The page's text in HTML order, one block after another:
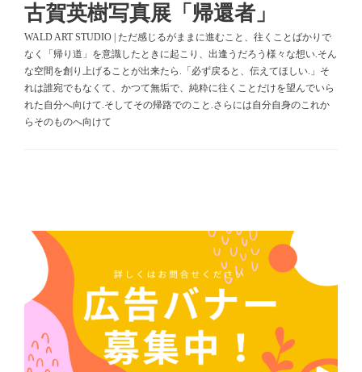
古賀英樹写真展「帰還者」
WALD ART STUDIO | ただ感じるがままに進むこと、往くことばかりで
なく「帰り道」を意識したときに起こり、出逢うだろう様々な想い.そん
な空間を創り上げることが出来たら.「必ず戻ると、伝えてほしい.」そ
れは誰宛でもなくて、かつて無垢で、純粋に往くことだけを望んでいら
れた自分へ向けて.そしてその帰路でのこと.さらには自分自身のこれか
らそのものへ向けて